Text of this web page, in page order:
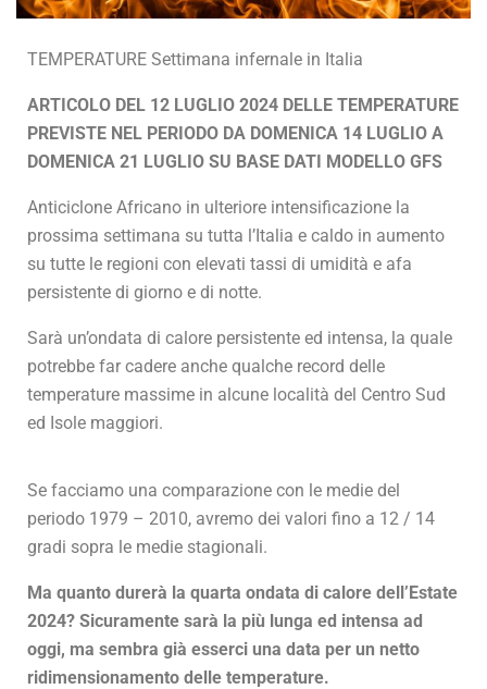
TEMPERATURE Settimana infernale in Italia
ARTICOLO DEL 12 LUGLIO 2024 DELLE TEMPERATURE
PREVISTE NEL PERIODO DA DOMENICA 14 LUGLIO A
DOMENICA 21 LUGLIO SU BASE DATI MODELLO GFS
Anticiclone Africano in ulteriore intensificazione la
prossima settimana su tutta l’Italia e caldo in aumento
su tutte le regioni con elevati tassi di umidità e afa
persistente di giorno e di notte.
Sarà un’ondata di calore persistente ed intensa, la quale
potrebbe far cadere anche qualche record delle
temperature massime in alcune località del Centro Sud
ed Isole maggiori.
Se facciamo una comparazione con le medie del
periodo 1979 – 2010, avremo dei valori fino a 12 / 14
gradi sopra le medie stagionali.
Ma quanto durerà la quarta ondata di calore dell’Estate
2024? Sicuramente sarà la più lunga ed intensa ad
oggi, ma sembra già esserci una data per un netto
ridimensionamento delle temperature.